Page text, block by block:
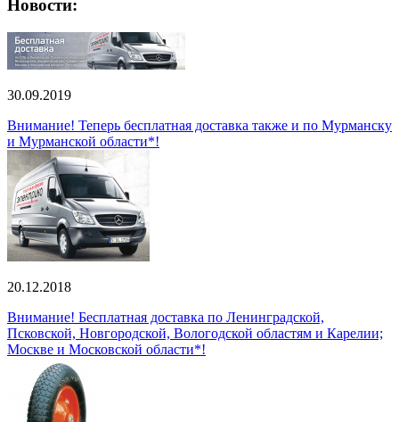
Новости:
30.09.2019
Внимание! Теперь бесплатная доставка также и по Мурманску
и Мурманской области*!
20.12.2018
Внимание! Бесплатная доставка по Ленинградской,
Псковской, Новгородской, Вологодской областям и Карелии;
Москве и Московской области*!